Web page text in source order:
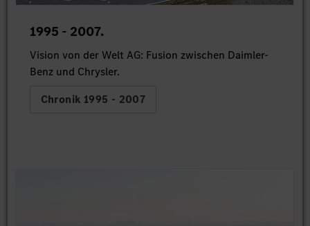
1995 - 2007.
Vision von der Welt AG: Fusion zwischen Daimler-
Benz und Chrysler.
Chronik 1995 - 2007